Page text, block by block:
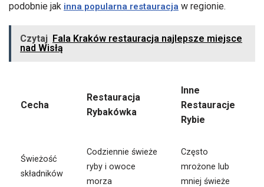
podobnie jak inna popularna restauracja w regionie.
Czytaj Fala Kraków restauracja najlepsze miejsce
nad Wisłą
Cecha
Restauracja
Rybakówka
Inne
Restauracje
Rybie
Świeżość
składników
Codziennie świeże
ryby i owoce
morza
Często
mrożone lub
mniej świeże